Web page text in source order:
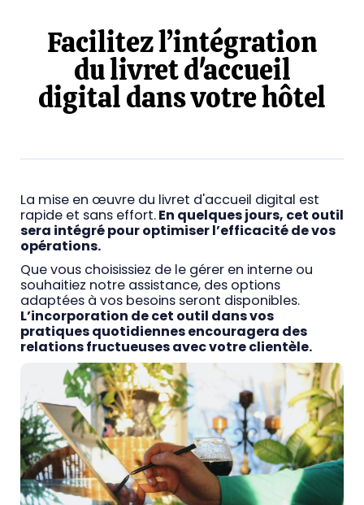
Facilitez l’intégration
du livret d'accueil
digital dans votre hôtel
La mise en œuvre du livret d'accueil digital est
rapide et sans effort.En quelques jours, cet outil
sera intégré pour optimiser l’efficacité de vos
opérations.
Que vous choisissiez de le gérer en interne ou
souhaitiez notre assistance, des options
adaptées à vos besoins seront disponibles.
L’incorporation de cet outil dans vos
pratiques quotidiennes encouragera des
relations fructueuses avec votre clientèle.